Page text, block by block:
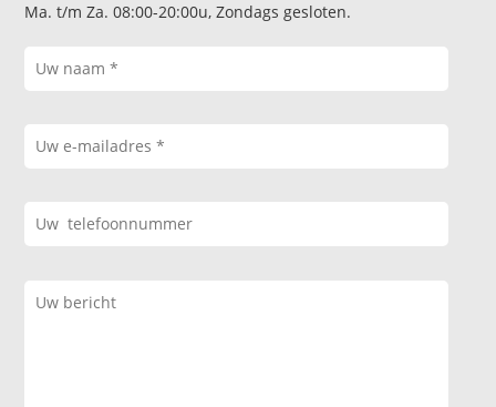
Ma. t/m Za. 08:00-20:00u, Zondags gesloten.